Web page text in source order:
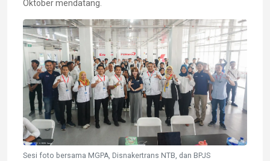
Oktober mendatang.
Sesi foto bersama MGPA, Disnakertrans NTB, dan BPJS